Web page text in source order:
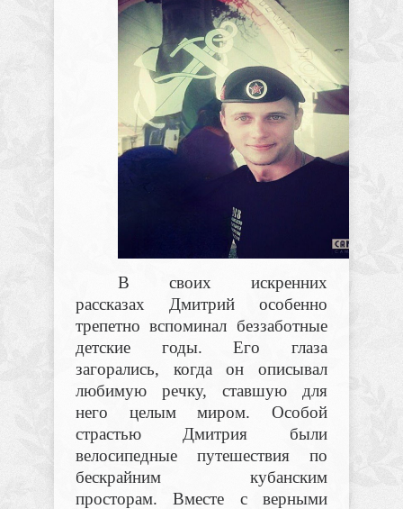
В своих искренних
рассказах Дмитрий особенно
трепетно вспоминал беззаботные
детские годы. Его глаза
загорались, когда он описывал
любимую речку, ставшую для
него целым миром. Особой
страстью Дмитрия были
велосипедные путешествия по
бескрайним кубанским
просторам. Вместе с верными